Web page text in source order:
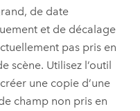
de date
et de décalage
pas pris en
scène. Utilisez l’outil
une copie d’une
champ non pris en